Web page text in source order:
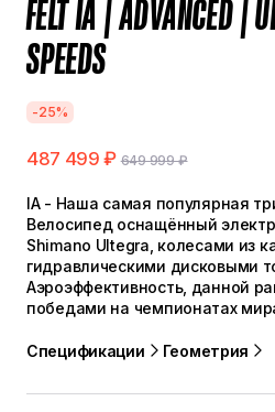
FELT IA | ADVANCED |
SPEEDS
-25%
487 499 ₽ 649 999 ₽
IA - Наша самая популярная
Велосипед оснащённый
Shimano Ultegra, колесами из
гидравлическими дисковыми
Аэроэффективность, данной
победами на чемпионатах
Спецификации Геометрия